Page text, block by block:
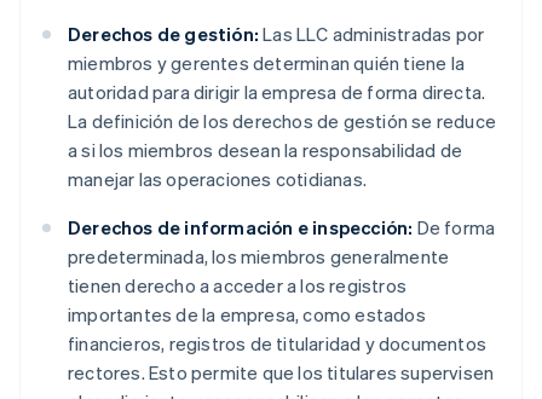
Derechos de gestión: Las LLC administradas por
miembros y gerentes determinan quién tiene la
autoridad para dirigir la empresa de forma directa.
La definición de los derechos de gestión se reduce
a si los miembros desean la responsabilidad de
manejar las operaciones cotidianas.
Derechos de información e inspección: De forma
predeterminada, los miembros generalmente
tienen derecho a acceder a los registros
importantes de la empresa, como estados
financieros, registros de titularidad y documentos
rectores. Esto permite que los titulares supervisen